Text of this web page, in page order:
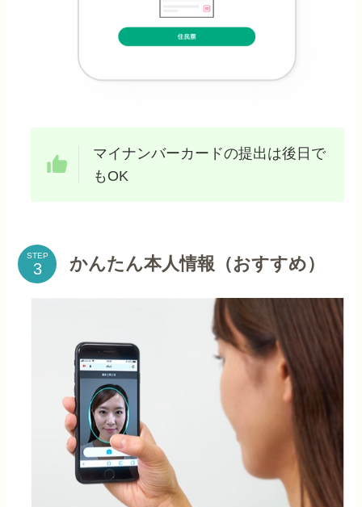
マイナンバーカードの提出は後日で
もOK
STEP かんたん本人情報（おすすめ）